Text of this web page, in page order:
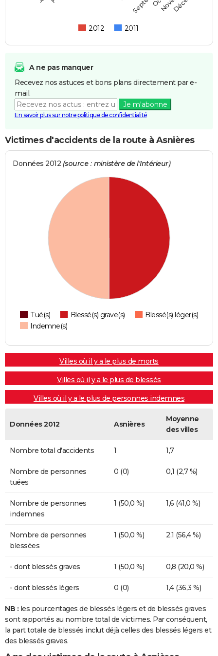
2012 2011
A ne pas manquer
Recevez nos astuces et bons plans directement par e-
mail.
Je m'abonne
En savoir plus sur notre politique de confidentialité
Victimes d'accidents de la route à Asnières
Données 2012 (source : ministère de l'Intérieur)
Tué(s) Blessé(s) grave(s)
Blessé(s) léger(s)
Indemne(s)
Villes où il y a le plus de morts
Villes où il y a le plus de blessés
Villes où il y a le plus de personnes indemnes
Données 2012 Asnières
Moyenne
des villes
Nombre total d'accidents 1 1,7
Nombre de personnes
tuées
0 (0) 0,1 (2,7 %)
Nombre de personnes
indemnes
1 (50,0 %) 1,6 (41,0 %)
Nombre de personnes
blessées
1 (50,0 %) 2,1 (56,4 %)
- dont blessés graves 1 (50,0 %) 0,8 (20,0 %)
- dont blessés légers 0 (0) 1,4 (36,3 %)
NB : les pourcentages de blessés légers et de blessés graves
sont rapportés au nombre total de victimes. Par conséquent,
la part totale de blessés inclut déjà celles des blessés légers et
des blessés graves.